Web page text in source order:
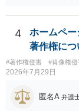
渉が行われ、双方
訟提起を選択すれ
4
ホームペ
著作権につ
#著作権侵害 #肖像権侵
2026年7月29日
匿名A 弁護